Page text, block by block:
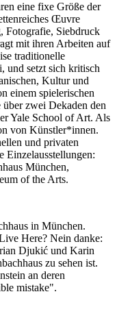
eine fixe Größe der
Œuvre
Fotografie, Siebdruck
mit ihren Arbeiten auf
traditionelle
und setzt sich kritisch
Kultur und
einem spielerischen
zwei Dekaden den
Yale School of Art. Als
von Künstler*innen.
und privaten
Einzelausstellungen:
München,
of the Arts.
in München.
Here? Nein danke:
Djukić und Karin
zu sehen ist.
an deren
mistake".